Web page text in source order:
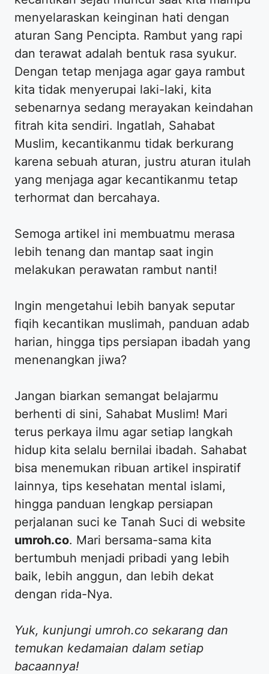
menyelaraskan keinginan hati dengan
aturan Sang Pencipta. Rambut yang rapi
dan terawat adalah bentuk rasa syukur.
Dengan tetap menjaga agar gaya rambut
kita tidak menyerupai laki-laki, kita
sebenarnya sedang merayakan keindahan
fitrah kita sendiri. Ingatlah, Sahabat
Muslim, kecantikanmu tidak berkurang
karena sebuah aturan, justru aturan itulah
yang menjaga agar kecantikanmu tetap
terhormat dan bercahaya.
​Semoga artikel ini membuatmu merasa
lebih tenang dan mantap saat ingin
melakukan perawatan rambut nanti!
​Ingin mengetahui lebih banyak seputar
fiqih kecantikan muslimah, panduan adab
harian, hingga tips persiapan ibadah yang
menenangkan jiwa?
​Jangan biarkan semangat belajarmu
berhenti di sini, Sahabat Muslim! Mari
terus perkaya ilmu agar setiap langkah
hidup kita selalu bernilai ibadah. Sahabat
bisa menemukan ribuan artikel inspiratif
lainnya, tips kesehatan mental islami,
hingga panduan lengkap persiapan
perjalanan suci ke Tanah Suci di website
umroh.co. Mari bersama-sama kita
bertumbuh menjadi pribadi yang lebih
baik, lebih anggun, dan lebih dekat
dengan rida-Nya.
Yuk, kunjungi umroh.co sekarang dan
temukan kedamaian dalam setiap
bacaannya!